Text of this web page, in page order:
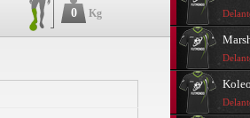
0 Kg